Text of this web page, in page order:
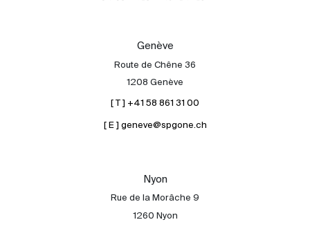
Genève
Route de Chêne 36
1208 Genève
[ T ] +41 58 861 31 00
[ E ] geneve@spgone.ch
Nyon
Rue de la Morâche 9
1260 Nyon